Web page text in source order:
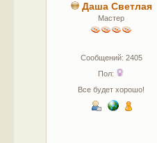
Даша Светлая
Мастер
Сообщений: 2405
Пол:
Все будет хорошо!